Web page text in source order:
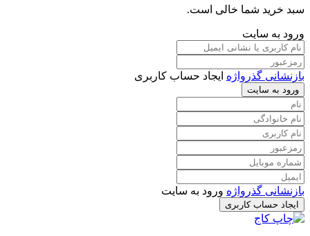
سبد خرید شما خالی است.
ورود به سایت
بازنشانی گذرواژه ایجاد حساب کاربری
ورود به سایت
بازنشانی گذرواژه ورود به سایت
ایجاد حساب کاربری